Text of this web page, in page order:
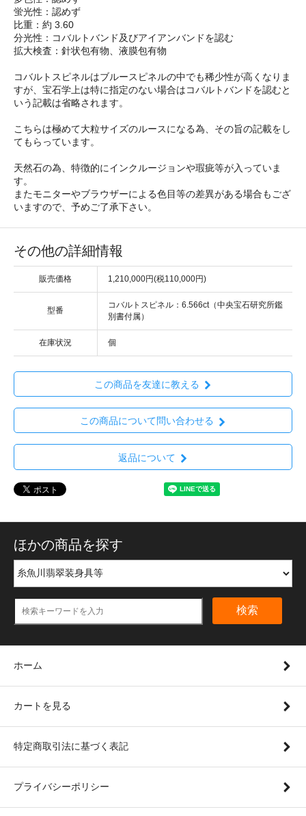
蛍光性：認めず
比重：約 3.60
分光性：コバルトバンド及びアイアンバンドを認む
拡大検査：針状包有物、液膜包有物
コバルトスピネルはブルースピネルの中でも稀少性が高くなりま
すが、宝石学上は特に指定のない場合はコバルトバンドを認むと
いう記載は省略されます。
こちらは極めて大粒サイズのルースになる為、その旨の記載をし
てもらっています。
天然石の為、特徴的にインクルージョンや瑕疵等が入っていま
す。
またモニターやブラウザーによる色目等の差異がある場合もござ
いますので、予めご了承下さい。
その他の詳細情報
販売価格 1,210,000円(税110,000円)
型番
コバルトスピネル：6.566ct（中央宝石研究所鑑
別書付属）
在庫状況 個
この商品を友達に教える
この商品について問い合わせる
返品について
ほかの商品を探す
検索
ホーム
カートを見る
特定商取引法に基づく表記
プライバシーポリシー